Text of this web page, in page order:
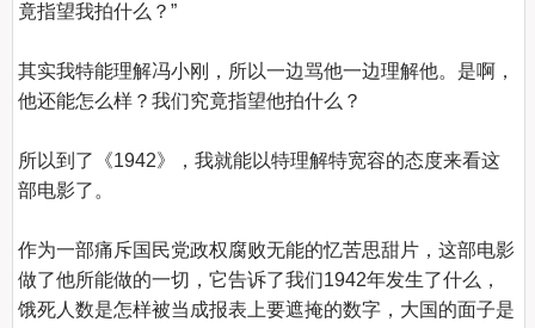
竟指望我拍什么？”
其实我特能理解冯小刚，所以一边骂他一边理解他。是啊，
他还能怎么样？我们究竟指望他拍什么？
所以到了《1942》，我就能以特理解特宽容的态度来看这
部电影了。
作为一部痛斥国民党政权腐败无能的忆苦思甜片，这部电影
做了他所能做的一切，它告诉了我们1942年发生了什么，
饿死人数是怎样被当成报表上要遮掩的数字，大国的面子是